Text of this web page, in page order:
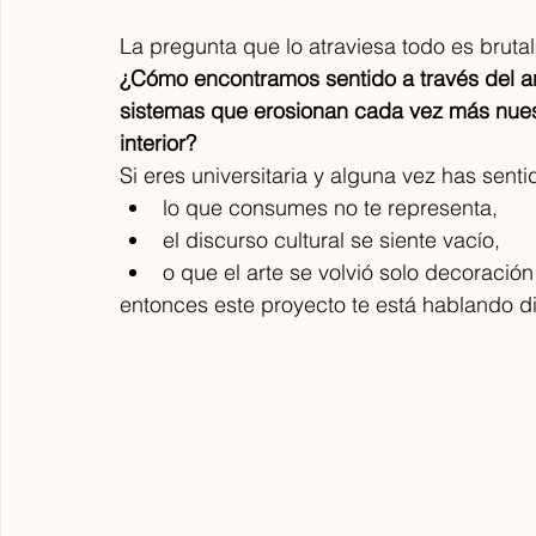
Electratón 2026 | 2da Fecha |
BUICK GMC Cuautla Trophy
Electratón 2026 impulsa a universitarias y
jóvenes de México a desarrollar talento en
ingeniería, movilidad eléctrica y
tecnología. Como Official Media Partner,
Las Que Facturan
hace 4 días
4 min de lectura
La pregunta que lo atraviesa todo es
¿Cómo encontramos sentido a través del
sistemas que erosionan cada vez más
interior?
Si eres universitaria y alguna vez has
lo que consumes no te representa,
el discurso cultural se siente vacío,
o que el arte se volvió solo
entonces este proyecto te está hablando